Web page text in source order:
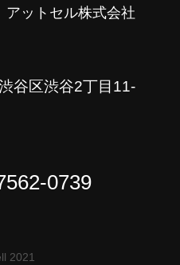
アットセル株式会社
谷区渋谷2丁目11-
0739
2021